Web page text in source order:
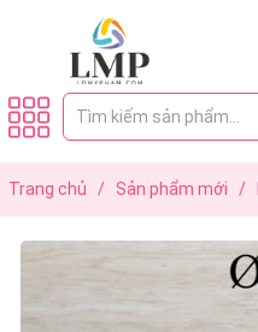
Trang chủ / Sản phẩm mới /